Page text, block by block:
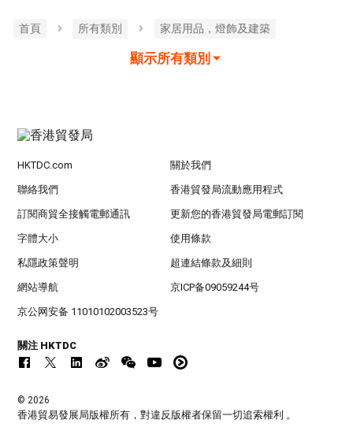
首頁 所有類別 家居用品，燈飾及建築
顯示所有類別
HKTDC.com 關於我們
聯絡我們 香港貿發局流動應用程式
訂閱商貿全接觸電郵通訊 更新您的香港貿發局電郵訂閱
字體大小 使用條款
私隱政策聲明 超連結條款及細則
網站導航 京ICP备09059244号
京公网安备 11010102003523号
關注 HKTDC
© 2026
香港貿易發展局版權所有，對違反版權者保留一切追索權利 。